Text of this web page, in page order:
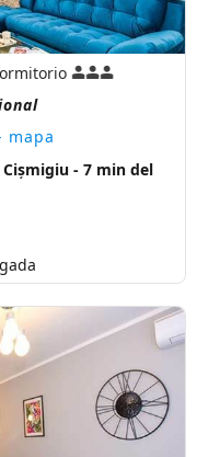
mapa
- 7 min del